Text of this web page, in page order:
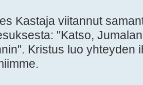
Kastaja viitannut
"Katso,
Kristus luo yhteyden